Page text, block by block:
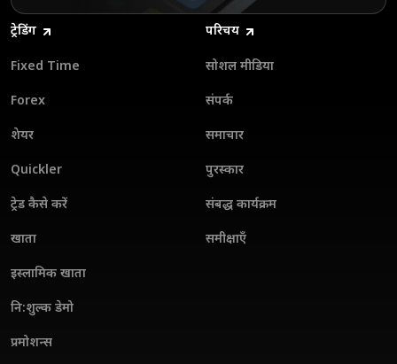
ट्रेडिंग
Fixed Time
Forex
शेयर
Quickler
ट्रेड कैसे करें
खाता
इस्लामिक खाता
नि:शुल्क डेमो
प्रमोशन्स
परिचय
सोशल मीडिया
संपर्क
समाचार
पुरस्कार
संबद्ध कार्यक्रम
समीक्षाएँ